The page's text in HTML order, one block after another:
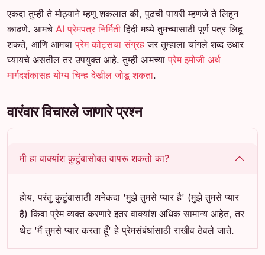
एकदा तुम्ही ते मोठ्याने म्हणू शकलात की, पुढची पायरी म्हणजे ते लिहून
काढणे. आमचे AI प्रेमपत्र निर्मिती हिंदी मध्ये तुमच्यासाठी पूर्ण पत्र लिहू
शकते, आणि आमचाप्रेम कोट्सचा संग्रह जर तुम्हाला चांगले शब्द उधार
घ्यायचे असतील तर उपयुक्त आहे. तुम्ही आमच्याप्रेम इमोजी अर्थ
मार्गदर्शकासह योग्य चिन्ह देखील जोडू शकता.
वारंवार विचारले जाणारे प्रश्न
मी हा वाक्यांश कुटुंबासोबत वापरू शकतो का?
होय, परंतु कुटुंबासाठी अनेकदा 'मुझे तुमसे प्यार है' (मुझे तुमसे प्यार
है) किंवा प्रेम व्यक्त करणारे इतर वाक्यांश अधिक सामान्य आहेत, तर
थेट 'मैं तुमसे प्यार करता हूँ' हे प्रेमसंबंधांसाठी राखीव ठेवले जाते.